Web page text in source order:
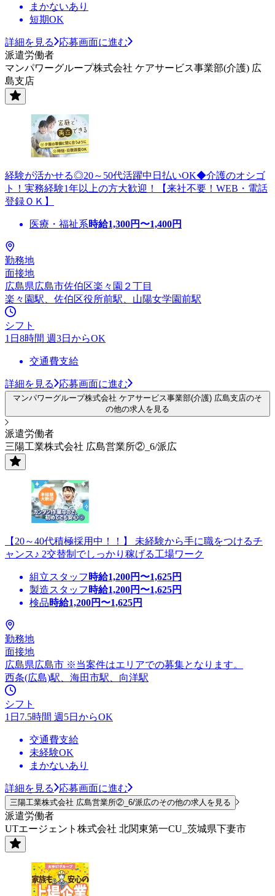
まかないあり
短期OK
詳細を見る
応募画面に進む
派遣労働者
マンパワーグループ株式会社 ケアサービス事業部(介護) 広
島支店
経験が活かせる◎20～50代活躍中日払いOK◆介護のオシゴ
ト！実務経験1年以上の方大歓迎！【来社不要！WEB・電話
登録ＯＫ】
医療・福祉系時給1,300円〜1,400円
勤務地
面接地
広島県広島市佐伯区楽々園２丁目
楽々園駅、佐伯区役所前駅、山陽女学園前駅
シフト
1日8時間 週3日からOK
交通費支給
詳細を見る 応募画面に進む
マンパワーグループ株式会社 ケアサービス事業部(介護) 広島支店のそ
の他の求人を見る
派遣労働者
三陽工業株式会社 広島営業所②_6/派広
【20～40代積極採用中！！】 未経験から手に職をつけるチ
ャンス♪ 2交替制でしっかり稼げる工場ワーク
組立スタッフ 時給1,200円〜1,625円
製造スタッフ 時給1,200円〜1,625円
検品時給1,200円〜1,625円
勤務地
面接地
広島県広島市 ※当案件はエリアでの募集となります。
西条(広島)駅、海田市駅、向洋駅
シフト
1日7.5時間 週5日からOK
交通費支給
未経験OK
まかないあり
詳細を見る 応募画面に進む
三陽工業株式会社 広島営業所②_6/派広のその他の求人を見る
派遣労働者
UTエージェント株式会社 北関東第一CU_茨城県下妻市